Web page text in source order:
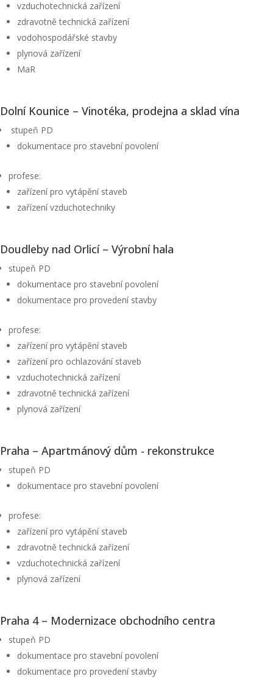
vzduchotechnická zařízení
zdravotně technická zařízení
vodohospodářské stavby
plynová zařízení
MaR
Dolní Kounice – Vinotéka, prodejna a sklad vína
stupeň PD
dokumentace pro stavební povolení
profese:
zařízení pro vytápění staveb
zařízení vzduchotechniky
Doudleby nad Orlicí – Výrobní hala
stupeň PD
dokumentace pro stavební povolení
dokumentace pro provedení stavby
profese:
zařízení pro vytápění staveb
zařízení pro ochlazování staveb
vzduchotechnická zařízení
zdravotně technická zařízení
plynová zařízení
Praha – Apartmánový dům - rekonstrukce
stupeň PD
dokumentace pro stavební povolení
profese:
zařízení pro vytápění staveb
zdravotně technická zařízení
vzduchotechnická zařízení
plynová zařízení
Praha 4 – Modernizace obchodního centra
stupeň PD
dokumentace pro stavební povolení
dokumentace pro provedení stavby